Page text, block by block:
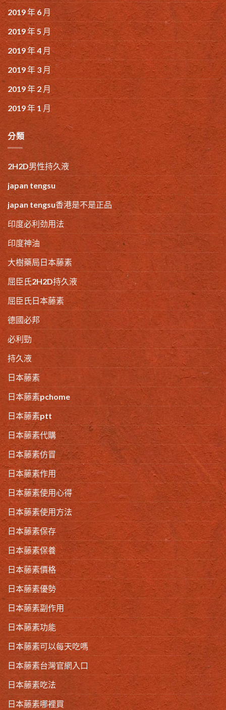
2019 年 6 月
2019 年 5 月
2019 年 4 月
2019 年 3 月
2019 年 2 月
2019 年 1 月
分類
2H2D男性持久液
japan tengsu
japan tengsu香港是不是正品
印度必利劲用法
印度神油
大樹藥局日本藤素
屈臣氏2H2D持久液
屈臣氏日本藤素
德國必邦
必利勁
持久液
日本藤素
日本藤素pchome
日本藤素ptt
日本藤素代購
日本藤素仿冒
日本藤素作用
日本藤素使用心得
日本藤素使用方法
日本藤素保存
日本藤素保養
日本藤素價格
日本藤素優勢
日本藤素副作用
日本藤素功能
日本藤素可以每天吃嗎
日本藤素台灣官網入口
日本藤素吃法
日本藤素哪裡買